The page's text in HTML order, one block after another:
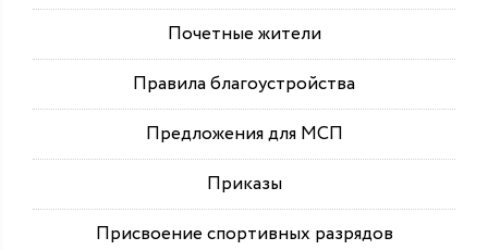
Почетные жители
Правила благоустройства
Предложения для МСП
Приказы
Присвоение спортивных разрядов